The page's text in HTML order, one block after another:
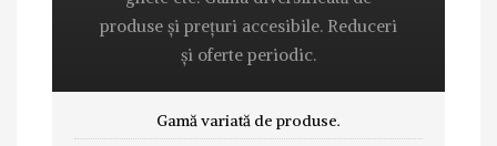
produse și prețuri accesibile. Reduceri
și oferte periodic.
Gamă variată de produse.